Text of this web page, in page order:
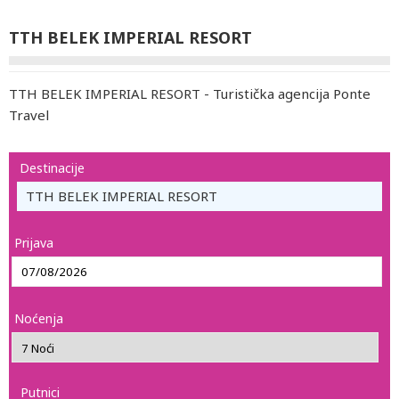
TTH BELEK IMPERIAL RESORT
TTH BELEK IMPERIAL RESORT - Turistička agencija Ponte
Travel
Destinacije
TTH BELEK IMPERIAL RESORT
Prijava
Noćenja
Putnici